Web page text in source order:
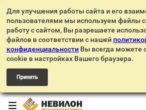
Для улучшения работы сайта и его
пользователями мы используем файлы
работу с сайтом, Вы разрешаете
файлов в соответствии с нашей
конфиденциальности Вы всегда можете
cookie в настройках Вашего браузера.
Принять